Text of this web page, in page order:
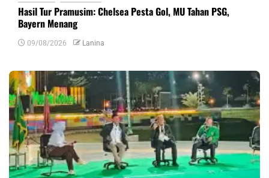
Hasil Tur Pramusim: Chelsea Pesta Gol, MU Tahan PSG,
Bayern Menang
09/08/2026 Lanina